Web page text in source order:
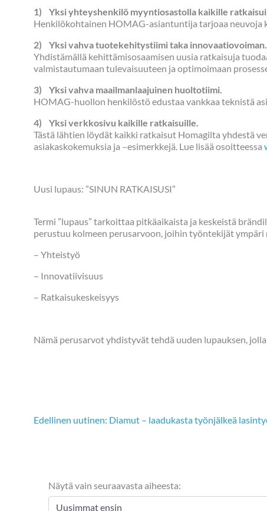
1) Yksi yhteyshenkilö myyntiosastolla kaikille
Henkilökohtainen HOMAG-asiantuntija tarjoaa neuvoja
2) Yksi vahva tuotekehitystiimi taka innovaatiovoiman.
Yhdistämällä kehittämisosaamisen uusia ratkaisuja
valmistautumaan tulevaisuuteen ja optimoimaan
3) Yksi vahva maailmanlaajuinen huoltotiimi.
HOMAG-huollon henkilöstö edustaa vankkaa teknistä
4) Yksi verkkosivu kaikille ratkaisuille.
Tästä lähtien löydät kaikki ratkaisut Homagilta yhdestä
asiakaskokemuksia ja –esimerkkejä. Lue lisää osoitteessa
Uusi lupaus: ”SINUN RATKAISUSI”
Termi ”lupaus” tarkoittaa pitkäaikaista ja keskeistä
perustuu kolmeen perusarvoon, joihin työntekijät ympäri
– Yhteistyö
– Innovatiivisuus
– Ratkaisukeskeisyys
Nämä perusarvot yhdistyvät tehdä uuden lupauksen,
Edellinen uutinen: Diamut – laadukasta työnjälkeä
Näytä vain seuraavasta aiheesta: